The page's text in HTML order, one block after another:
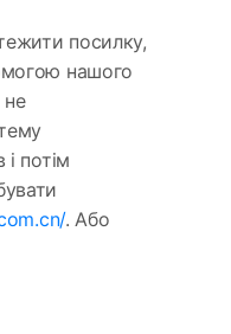
посилку,
нашого
потім
. Або